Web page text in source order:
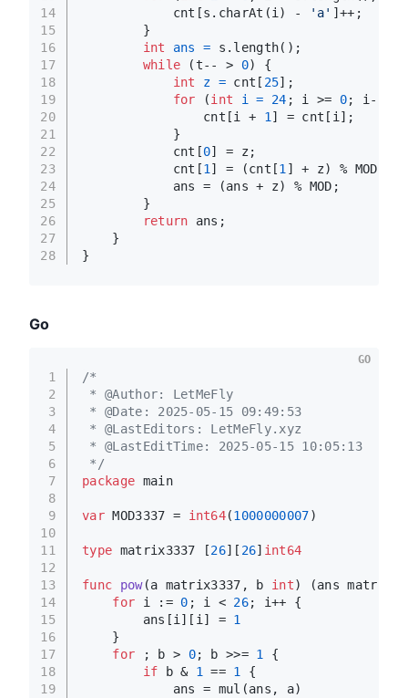
14
15
16
17
18
19
20
21
22
23
24
25
26
27
28
            cnt[s.charAt(i) -
'a' ]++;
        }
int
ans = s.length();
while (t-- > 0) {
int
z = cnt[ 25];
for (int i = 24 ; i >= 0; i--) {
                cnt[i +
1] = cnt[i];
            }
            cnt[
0] = z;
            cnt[
1] = (cnt[1] + z) % MOD;
            ans = (ans + z) % MOD;
        }
return ans;
    }
}
Go
1
2
3
4
5
6
7
8
9
10
11
12
13
14
15
16
17
18
19
/*
* @Author: LetMeFly
* @Date: 2025-05-15 09:49:53
* @LastEditors: LetMeFly.xyz
* @LastEditTime: 2025-05-15 10:05:13
*/
package main
var MOD3337 = int64(1000000007)
type matrix3337 [26][ 26] int64
func pow(a matrix3337, b int)
(ans
for i := 0 ; i < 26; i++ {
        ans[i][i] =
1
    }
for ; b > 0; b >>= 1 {
if b & 1 == 1 {
            ans = mul(ans, a)
GO